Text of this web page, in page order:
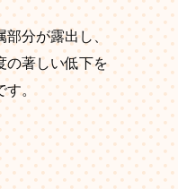
部分が露出し、
の著しい低下を
す。